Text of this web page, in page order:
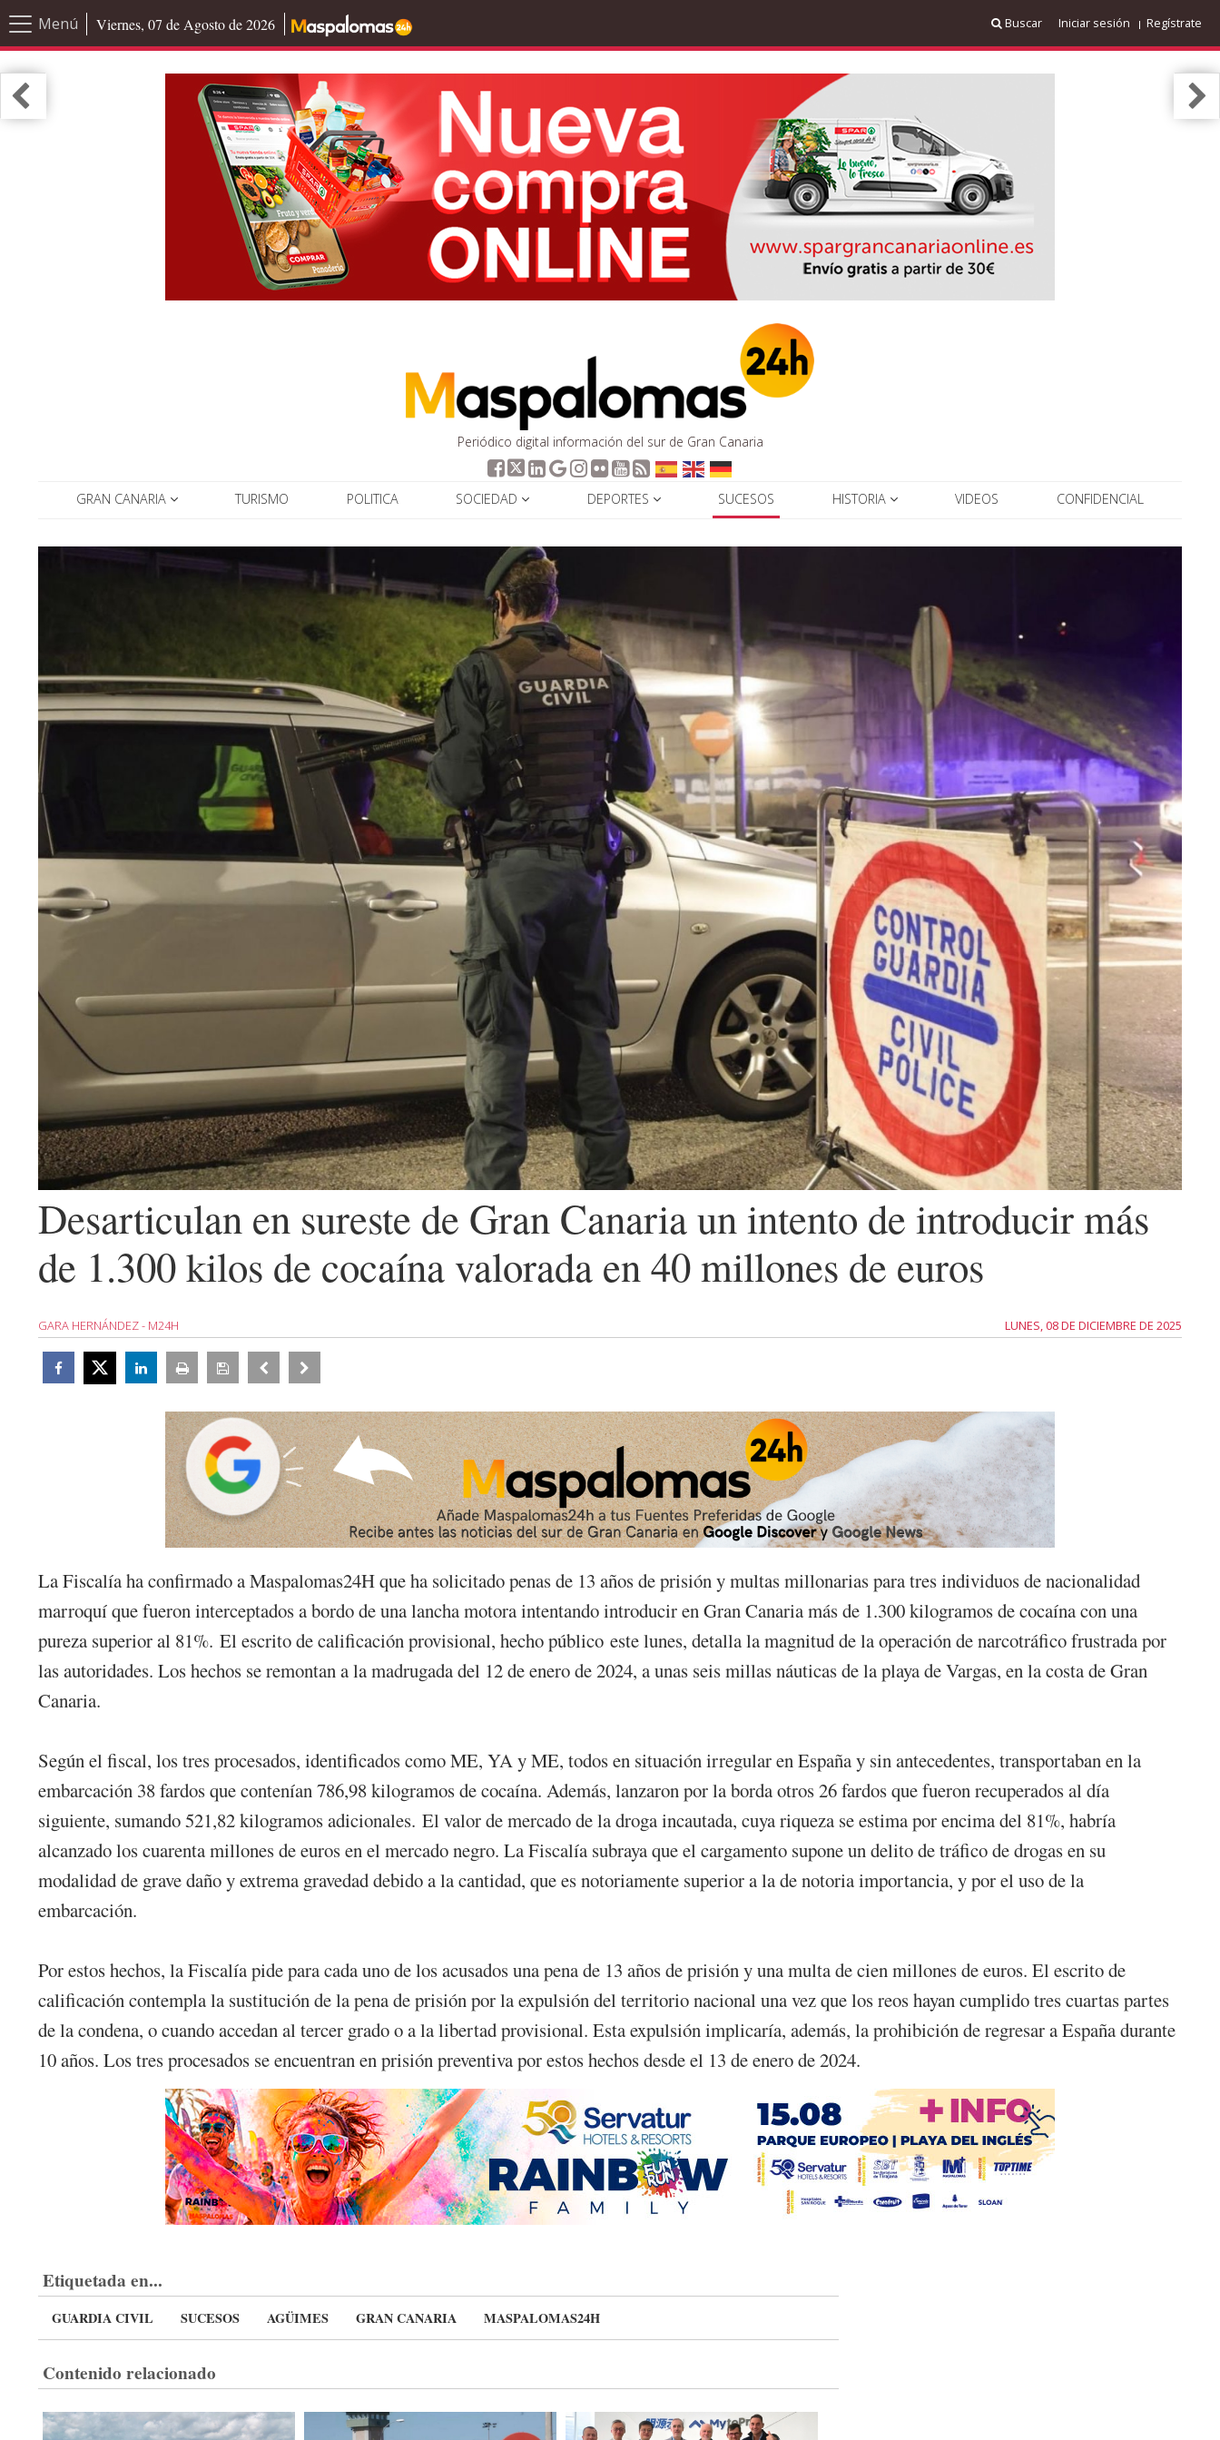
Menú Viernes, 07 de Agosto de 2026 Buscar Iniciar sesión Regístrate
Periódico digital información del sur de Gran Canaria
GRAN CANARIA TURISMO POLITICA SOCIEDAD DEPORTES SUCESOS HISTORIA VIDEOS CONFIDENCIAL
Desarticulan en sureste de Gran Canaria un intento de introducir más
de 1.300 kilos de cocaína valorada en 40 millones de euros
GARA HERNÁNDEZ - M24H LUNES, 08 DE DICIEMBRE DE 2025
La Fiscalía ha confirmado a Maspalomas24H que ha solicitado penas de 13 años de prisión y multas millonarias para tres individuos de nacionalidad
marroquí que fueron interceptados a bordo de una lancha motora intentando introducir en Gran Canaria más de 1.300 kilogramos de cocaína con una
pureza superior al 81%. El escrito de calificación provisional, hecho público este lunes, detalla la magnitud de la operación de narcotráfico frustrada por
las autoridades. Los hechos se remontan a la madrugada del 12 de enero de 2024, a unas seis millas náuticas de la playa de Vargas, en la costa de Gran
Canaria.
Según el fiscal, los tres procesados, identificados como ME, YA y ME, todos en situación irregular en España y sin antecedentes, transportaban en la
embarcación 38 fardos que contenían 786,98 kilogramos de cocaína. Además, lanzaron por la borda otros 26 fardos que fueron recuperados al día
siguiente, sumando 521,82 kilogramos adicionales. El valor de mercado de la droga incautada, cuya riqueza se estima por encima del 81%, habría
alcanzado los cuarenta millones de euros en el mercado negro. La Fiscalía subraya que el cargamento supone un delito de tráfico de drogas en su
modalidad de grave daño y extrema gravedad debido a la cantidad, que es notoriamente superior a la de notoria importancia, y por el uso de la
embarcación.
Por estos hechos, la Fiscalía pide para cada uno de los acusados una pena de 13 años de prisión y una multa de cien millones de euros. El escrito de
calificación contempla la sustitución de la pena de prisión por la expulsión del territorio nacional una vez que los reos hayan cumplido tres cuartas partes
de la condena, o cuando accedan al tercer grado o a la libertad provisional. Esta expulsión implicaría, además, la prohibición de regresar a España durante
10 años. Los tres procesados se encuentran en prisión preventiva por estos hechos desde el 13 de enero de 2024.
Etiquetada en...
GUARDIA CIVIL SUCESOS AGÜIMES GRAN CANARIA MASPALOMAS24H
Contenido relacionado